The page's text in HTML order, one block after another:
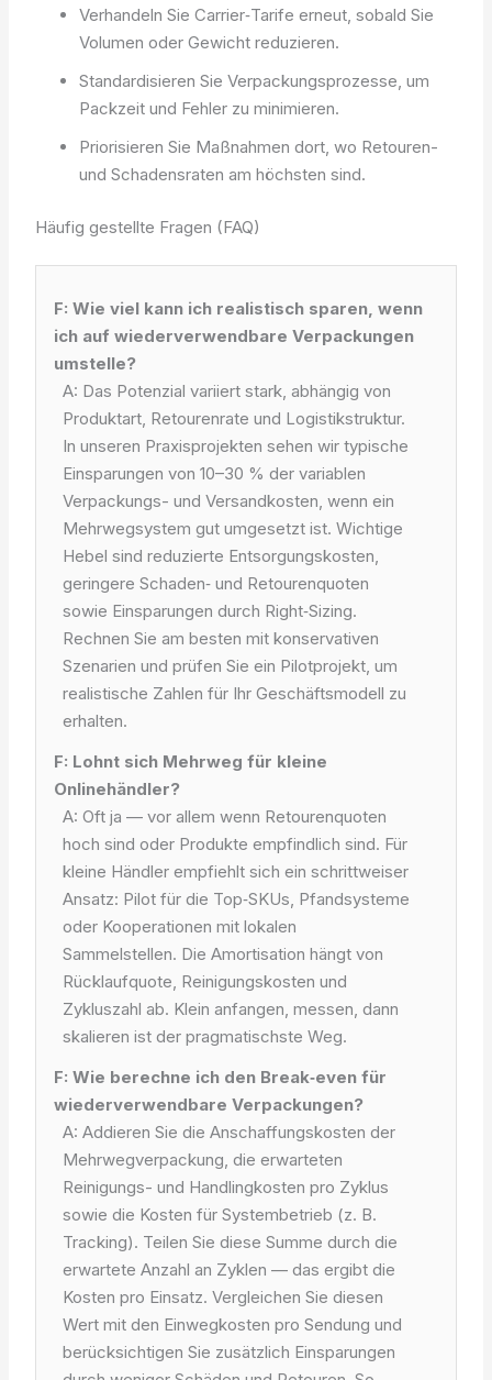
Verhandeln Sie Carrier‑Tarife erneut, sobald Sie
Volumen oder Gewicht reduzieren.
Standardisieren Sie Verpackungsprozesse, um
Packzeit und Fehler zu minimieren.
Priorisieren Sie Maßnahmen dort, wo Retouren-
und Schadensraten am höchsten sind.
Häufig gestellte Fragen (FAQ)
F: Wie viel kann ich realistisch sparen, wenn
ich auf wiederverwendbare Verpackungen
umstelle?
A: Das Potenzial variiert stark, abhängig von
Produktart, Retourenrate und Logistikstruktur.
In unseren Praxisprojekten sehen wir typische
Einsparungen von 10–30 % der variablen
Verpackungs- und Versandkosten, wenn ein
Mehrwegsystem gut umgesetzt ist. Wichtige
Hebel sind reduzierte Entsorgungskosten,
geringere Schaden‑ und Retourenquoten
sowie Einsparungen durch Right‑Sizing.
Rechnen Sie am besten mit konservativen
Szenarien und prüfen Sie ein Pilotprojekt, um
realistische Zahlen für Ihr Geschäftsmodell zu
erhalten.
F: Lohnt sich Mehrweg für kleine
Onlinehändler?
A: Oft ja — vor allem wenn Retourenquoten
hoch sind oder Produkte empfindlich sind. Für
kleine Händler empfiehlt sich ein schrittweiser
Ansatz: Pilot für die Top‑SKUs, Pfandsysteme
oder Kooperationen mit lokalen
Sammelstellen. Die Amortisation hängt von
Rücklaufquote, Reinigungskosten und
Zykluszahl ab. Klein anfangen, messen, dann
skalieren ist der pragmatischste Weg.
F: Wie berechne ich den Break‑even für
wiederverwendbare Verpackungen?
A: Addieren Sie die Anschaffungskosten der
Mehrwegverpackung, die erwarteten
Reinigungs- und Handlingkosten pro Zyklus
sowie die Kosten für Systembetrieb (z. B.
Tracking). Teilen Sie diese Summe durch die
erwartete Anzahl an Zyklen — das ergibt die
Kosten pro Einsatz. Vergleichen Sie diesen
Wert mit den Einwegkosten pro Sendung und
berücksichtigen Sie zusätzlich Einsparungen